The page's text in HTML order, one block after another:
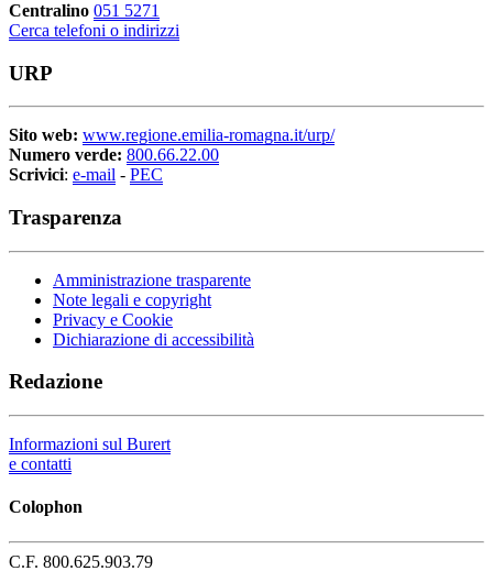
Centralino 051 5271
Cerca telefoni o indirizzi
URP
Sito web: www.regione.emilia-romagna.it/urp/
Numero verde: 800.66.22.00
Scrivici: e-mail - PEC
Trasparenza
Amministrazione trasparente
Note legali e copyright
Privacy e Cookie
Dichiarazione di accessibilità
Redazione
Informazioni sul Burert
e contatti
Colophon
C.F. 800.625.903.79